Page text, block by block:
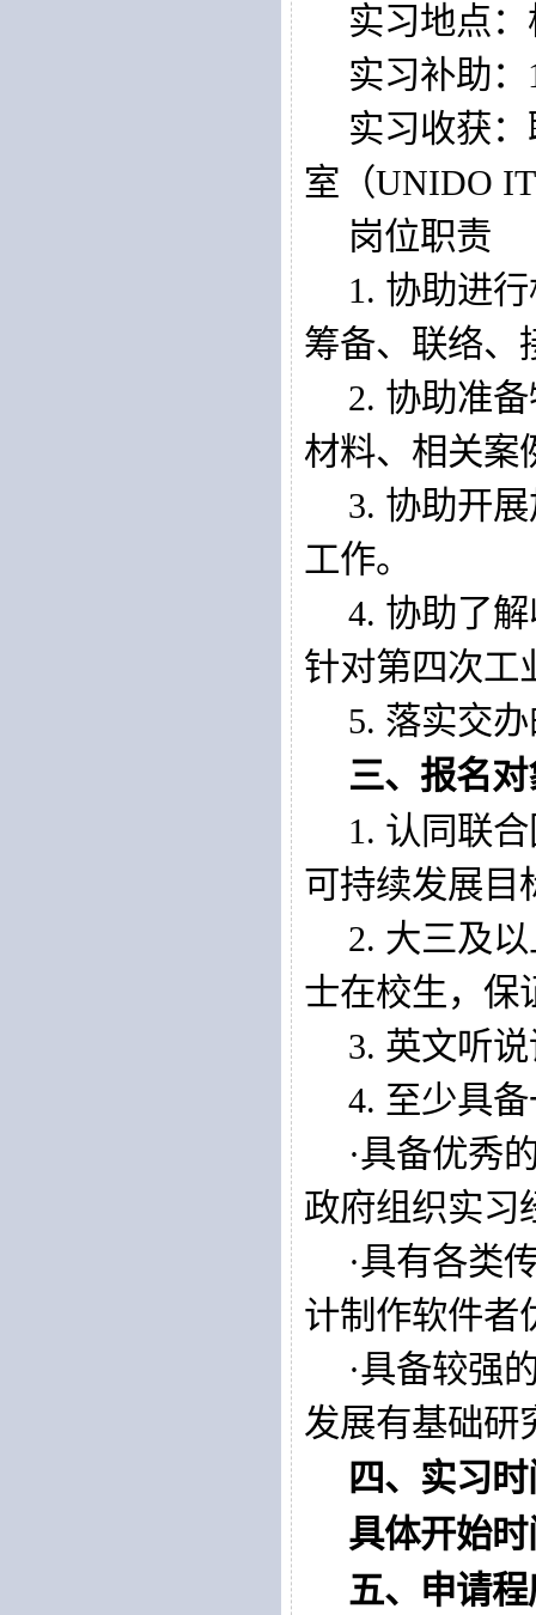
实习地点
实习补助：
实习收获
室（UNIDO
岗位职责
1. 协助进
筹备、联络、
2. 协助准
材料、相关案
3. 协助开
工作。
4. 协助了
针对第四次工
5. 落实交
三、报名
1. 认同联
可持续发展目
2. 大三及
士在校生，保
3. 英文听
4. 至少具
·具备优秀
政府组织实习
·具有各类
计制作软件者
·具备较强
发展有基础研
四、 实习
具体开始
五、申请